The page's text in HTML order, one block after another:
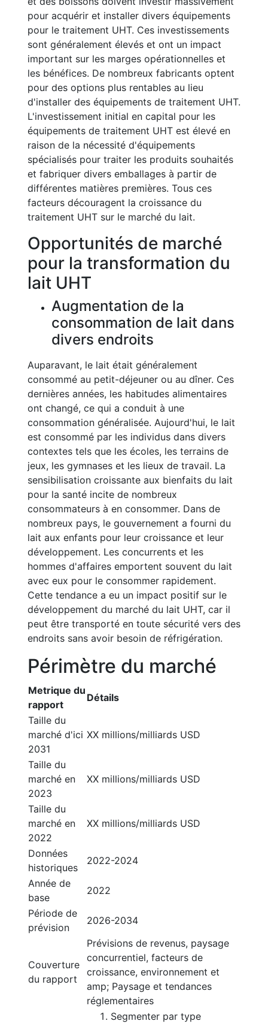
pour acquérir et installer divers équipements
pour le traitement UHT. Ces investissements
sont généralement élevés et ont un impact
important sur les marges opérationnelles et
les bénéfices. De nombreux fabricants optent
pour des options plus rentables au lieu
d'installer des équipements de traitement UHT.
L'investissement initial en capital pour les
équipements de traitement UHT est élevé en
raison de la nécessité d'équipements
spécialisés pour traiter les produits souhaités
et fabriquer divers emballages à partir de
différentes matières premières. Tous ces
facteurs découragent la croissance du
traitement UHT sur le marché du lait.
Opportunités de marché
pour la transformation du
lait UHT
Augmentation de la
consommation de lait dans
divers endroits
Auparavant, le lait était généralement
consommé au petit-déjeuner ou au dîner. Ces
dernières années, les habitudes alimentaires
ont changé, ce qui a conduit à une
consommation généralisée. Aujourd'hui, le lait
est consommé par les individus dans divers
contextes tels que les écoles, les terrains de
jeux, les gymnases et les lieux de travail. La
sensibilisation croissante aux bienfaits du lait
pour la santé incite de nombreux
consommateurs à en consommer. Dans de
nombreux pays, le gouvernement a fourni du
lait aux enfants pour leur croissance et leur
développement. Les concurrents et les
hommes d'affaires emportent souvent du lait
avec eux pour le consommer rapidement.
Cette tendance a eu un impact positif sur le
développement du marché du lait UHT, car il
peut être transporté en toute sécurité vers des
endroits sans avoir besoin de réfrigération.
Périmètre du marché
Metrique du
rapport
Détails
Taille du
marché d'ici
2031
XX millions/milliards USD
Taille du
marché en
2023
XX millions/milliards USD
Taille du
marché en
2022
XX millions/milliards USD
Données
historiques
2022-2024
Année de
base
2022
Période de
prévision
2026-2034
Couverture
du rapport
Prévisions de revenus, paysage
concurrentiel, facteurs de
croissance, environnement et
amp; Paysage et tendances
réglementaires
Segmenter par type